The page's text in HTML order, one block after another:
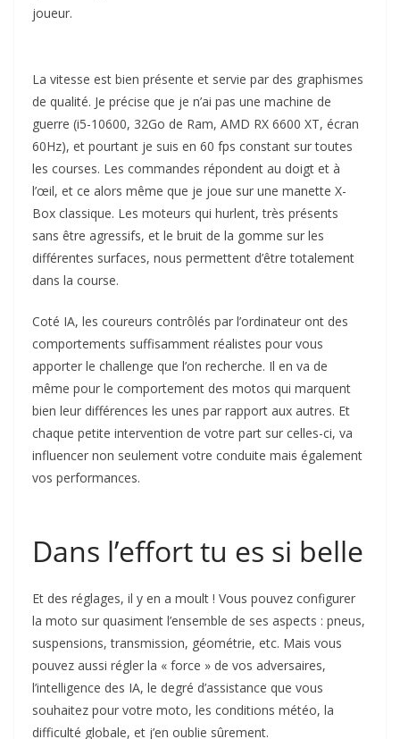
joueur.
La vitesse est bien présente et servie par des graphismes
de qualité. Je précise que je n’ai pas une machine de
guerre (i5-10600, 32Go de Ram, AMD RX 6600 XT, écran
60Hz), et pourtant je suis en 60 fps constant sur toutes
les courses. Les commandes répondent au doigt et à
l’œil, et ce alors même que je joue sur une manette X-
Box classique. Les moteurs qui hurlent, très présents
sans être agressifs, et le bruit de la gomme sur les
différentes surfaces, nous permettent d’être totalement
dans la course.
Coté IA, les coureurs contrôlés par l’ordinateur ont des
comportements suffisamment réalistes pour vous
apporter le challenge que l’on recherche. Il en va de
même pour le comportement des motos qui marquent
bien leur différences les unes par rapport aux autres. Et
chaque petite intervention de votre part sur celles-ci, va
influencer non seulement votre conduite mais également
vos performances.
Dans l’effort tu es si belle
Et des réglages, il y en a moult ! Vous pouvez configurer
la moto sur quasiment l’ensemble de ses aspects : pneus,
suspensions, transmission, géométrie, etc. Mais vous
pouvez aussi régler la « force » de vos adversaires,
l’intelligence des IA, le degré d’assistance que vous
souhaitez pour votre moto, les conditions météo, la
difficulté globale, et j’en oublie sûrement.